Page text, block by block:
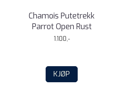
Chamois Putetrekk
Parrot Open Rust
1.100,-
KJØP